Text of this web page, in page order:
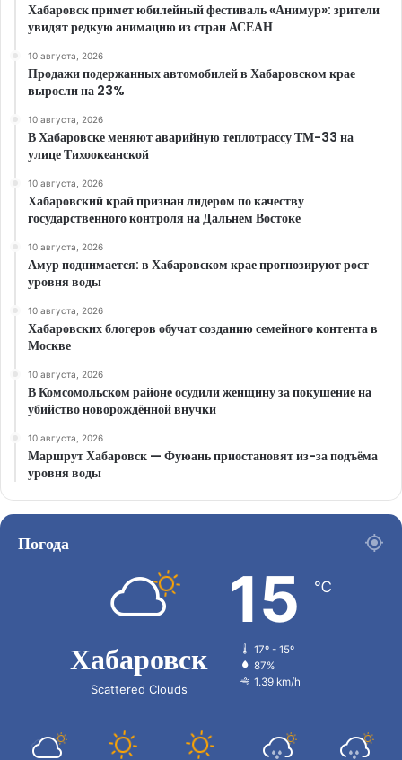
Хабаровск примет юбилейный фестиваль «Анимур»: зрители
увидят редкую анимацию из стран АСЕАН
10 августа, 2026
Продажи подержанных автомобилей в Хабаровском крае
выросли на 23%
10 августа, 2026
В Хабаровске меняют аварийную теплотрассу ТМ-33 на
улице Тихоокеанской
10 августа, 2026
Хабаровский край признан лидером по качеству
государственного контроля на Дальнем Востоке
10 августа, 2026
Амур поднимается: в Хабаровском крае прогнозируют рост
уровня воды
10 августа, 2026
Хабаровских блогеров обучат созданию семейного контента в
Москве
10 августа, 2026
В Комсомольском районе осудили женщину за покушение на
убийство новорождённой внучки
10 августа, 2026
Маршрут Хабаровск — Фуюань приостановят из-за подъёма
уровня воды
Погода
Хабаровск
Scattered Clouds
15 ℃
17º - 15º
87%
1.39 km/h